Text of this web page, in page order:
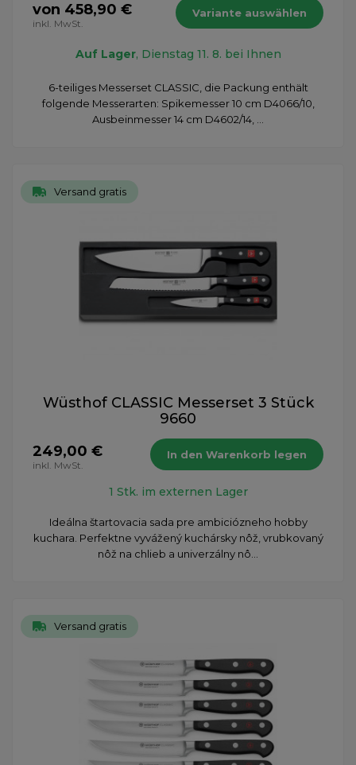
von 458,90 €
inkl. MwSt.
Variante auswählen
Auf Lager, Dienstag 11. 8. bei Ihnen
6-teiliges Messerset CLASSIC, die Packung enthält
folgende Messerarten: Spikemesser 10 cm D4066/10,
Ausbeinmesser 14 cm D4602/14, ...
Versand gratis
Wüsthof CLASSIC Messerset 3 Stück
9660
249,00 €
inkl. MwSt.
In den Warenkorb legen
1 Stk. im externen Lager
Ideálna štartovacia sada pre ambiciózneho hobby
kuchara. Perfektne vyvážený kuchársky nôž, vrubkovaný
nôž na chlieb a univerzálny nô...
Versand gratis